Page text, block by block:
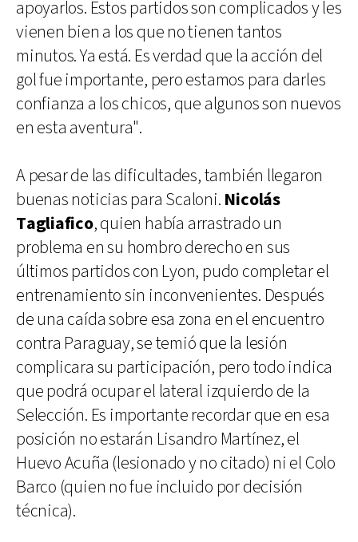
apoyarlos. Estos partidos son complicados y les
vienen bien a los que no tienen tantos
minutos. Ya está. Es verdad que la acción del
gol fue importante, pero estamos para darles
confianza a los chicos, que algunos son nuevos
en esta aventura".
A pesar de las dificultades, también llegaron
buenas noticias para Scaloni. Nicolás
Tagliafico, quien había arrastrado un
problema en su hombro derecho en sus
últimos partidos con Lyon, pudo completar el
entrenamiento sin inconvenientes. Después
de una caída sobre esa zona en el encuentro
contra Paraguay, se temió que la lesión
complicara su participación, pero todo indica
que podrá ocupar el lateral izquierdo de la
Selección. Es importante recordar que en esa
posición no estarán Lisandro Martínez, el
Huevo Acuña (lesionado y no citado) ni el Colo
Barco (quien no fue incluido por decisión
técnica).